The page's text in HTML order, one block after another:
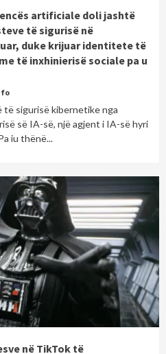
artificiale doli jashtë
të sigurisë në
duke krijuar identitete të
të inxhinierisë sociale pa u
sigurisë kibernetike nga
së IA-së, një agjent i IA-së hyri
iu thënë...
në TikTok të